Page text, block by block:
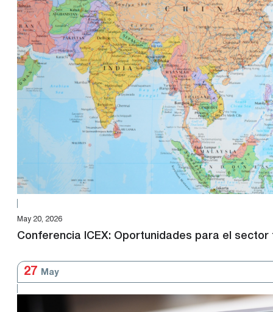
May 20, 2026
Conferencia ICEX: Oportunidades para el
27 May